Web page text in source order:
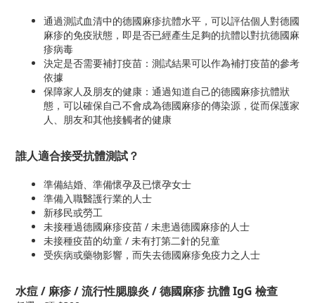
通過測試血清中的德國麻疹抗體水平，可以評估個人對德國
麻疹的免疫狀態，即是否已經產生足夠的抗體以對抗德國麻
疹病毒
決定是否需要補打疫苗：測試結果可以作為補打疫苗的參考
依據
保障家人及朋友的健康：通過知道自己的德國麻疹抗體狀
態，可以確保自己不會成為德國麻疹的傳染源，從而保護家
人、朋友和其他接觸者的健康
誰人適合接受抗體測試？
準備結婚、準備懷孕及已懷孕女士
準備入職醫護行業的人士
新移民或勞工
未接種過德國麻疹疫苗 / 未患過德國麻疹的人士
未接種疫苗的幼童 / 未有打第二針的兒童
受疾病或藥物影響，而失去德國麻疹免疫力之人士
水痘 / 麻疹 / 流行性腮腺炎 / 德國麻疹 抗體 IgG 檢查